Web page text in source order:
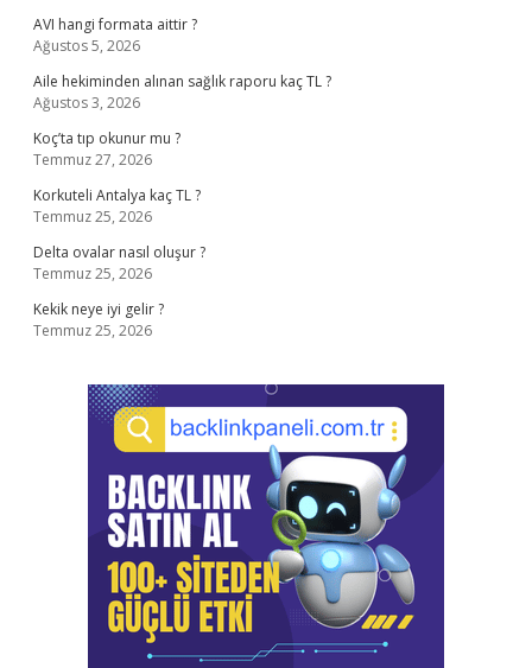
AVI hangi formata aittir ?
Ağustos 5, 2026
Aile hekiminden alınan sağlık raporu kaç TL ?
Ağustos 3, 2026
Koç’ta tıp okunur mu ?
Temmuz 27, 2026
Korkuteli Antalya kaç TL ?
Temmuz 25, 2026
Delta ovalar nasıl oluşur ?
Temmuz 25, 2026
Kekik neye iyi gelir ?
Temmuz 25, 2026